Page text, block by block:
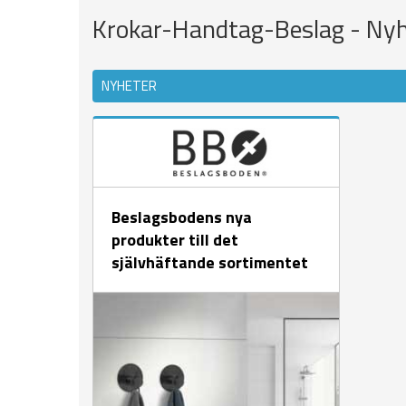
Krokar-Handtag-Beslag -
NYHETER
Beslagsbodens nya
produkter till det
självhäftande sortimentet